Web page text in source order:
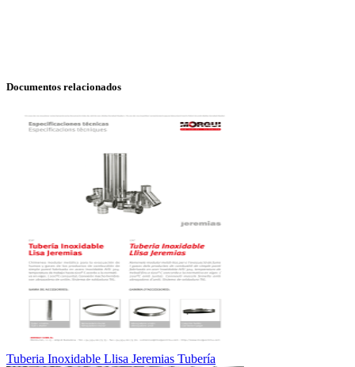
Documentos relacionados
Tuberia Inoxidable Llisa Jeremias Tubería